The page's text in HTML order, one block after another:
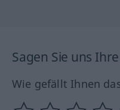
Sagen Sie uns
Wie gefällt Ihnen